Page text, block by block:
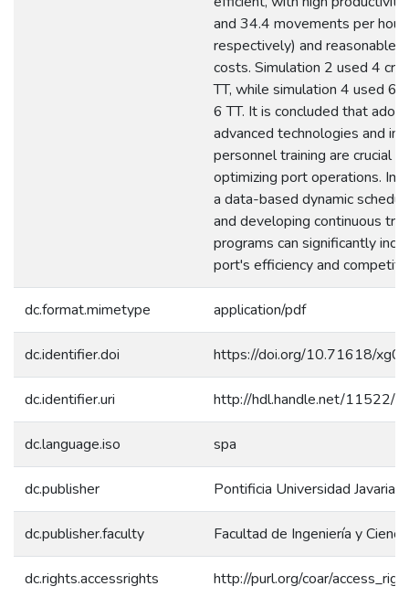
and 34.4 movements per hour,
respectively) and reasonable
costs. Simulation 2 used 4
TT, while simulation 4 used 6
6 TT. It is concluded that
advanced technologies and
personnel training are crucial to
optimizing port operations.
a data-based dynamic
and developing continuous
programs can significantly
port's efficiency and
dc.format.mimetype application/pdf
dc.identifier.doi https://doi.org/10.71618/
dc.identifier.uri http://hdl.handle.net/11522/
dc.language.iso spa
dc.publisher Pontificia Universidad
dc.publisher.faculty Facultad de Ingeniería y
dc.rights.accessrights http://purl.org/coar/